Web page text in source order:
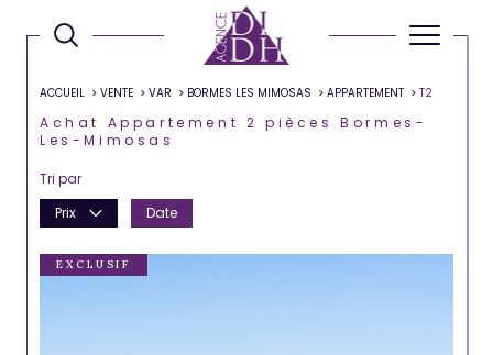
ACCUEIL VENTE VAR BORMES LES MIMOSAS APPARTEMENT T2
Achat Appartement 2 pièces Bormes-
Les-Mimosas
Tri par
Prix
Date
EXCLUSIF